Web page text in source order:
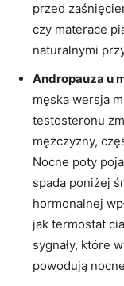
przed
czy materace
naturalnymi
Andropauza u
męska wersja
testosteronu
mężczyzny,
Nocne poty
spada poniżej
hormonalnej
jak termostat
sygnały, które
powodują